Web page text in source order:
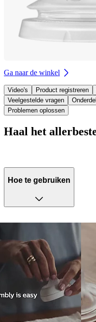
Ga naar de winkel
Video's Product registreren
Veelgestelde vragen
Problemen oplossen
Haal het
Hoe te gebruiken